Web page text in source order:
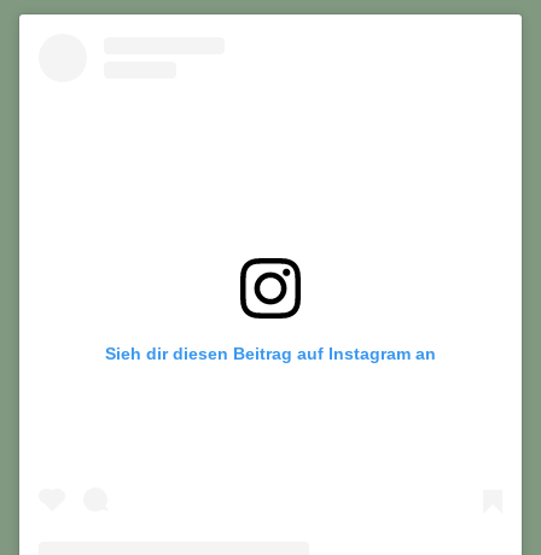
Sieh dir diesen Beitrag auf Instagram an